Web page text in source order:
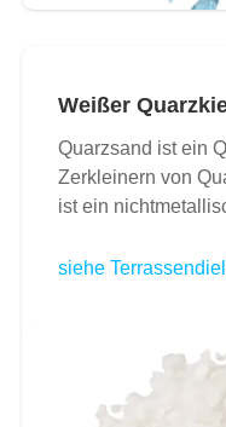
Weißer
Quarzsand ist ein
Zerkleinern von
ist ein
siehe